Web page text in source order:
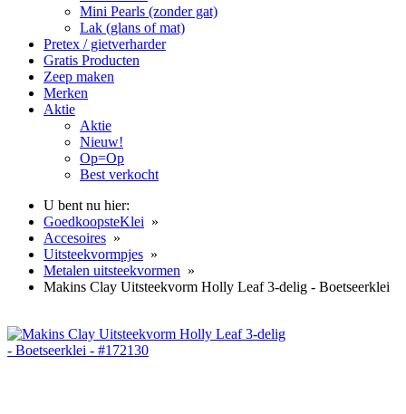
Mini Pearls (zonder gat)
Lak (glans of mat)
Pretex / gietverharder
Gratis Producten
Zeep maken
Merken
Aktie
Aktie
Nieuw!
Op=Op
Best verkocht
U bent nu hier:
GoedkoopsteKlei »
Accesoires »
Uitsteekvormpjes »
Metalen uitsteekvormen »
Makins Clay Uitsteekvorm Holly Leaf 3-delig - Boetseerklei